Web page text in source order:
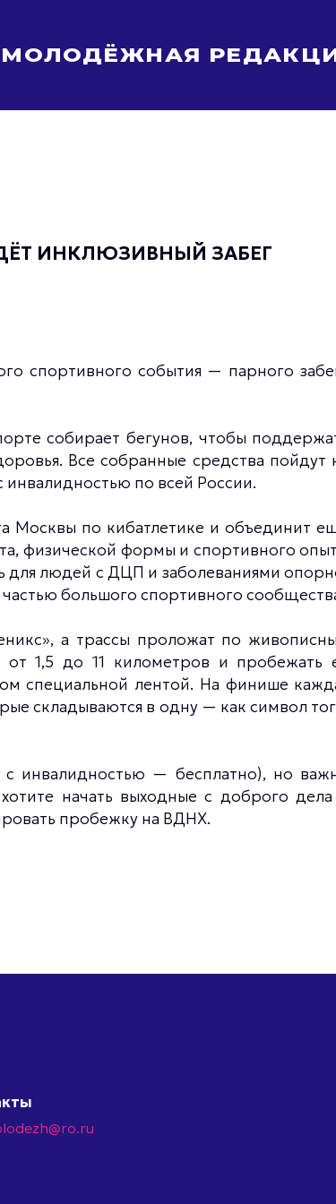
МОЛОДЁЖНАЯ
Молодёжь Москвы спортивная
ИНКЛЮЗИВНЫЙ ЗАБЕГ
спортивного события — парного
собирает бегунов, чтобы
Все собранные средства пойдут
по всей России.
Москвы по кибатлетике и объединит
физической формы и спортивного
для людей с ДЦП и заболеваниями
частью большого спортивного
а трассы проложат по
1,5 до 11 километров и пробежать
специальной лентой. На финише
складываются в одну — как символ
инвалидностью — бесплатно), но
начать выходные с доброго
пробежку на ВДНХ.